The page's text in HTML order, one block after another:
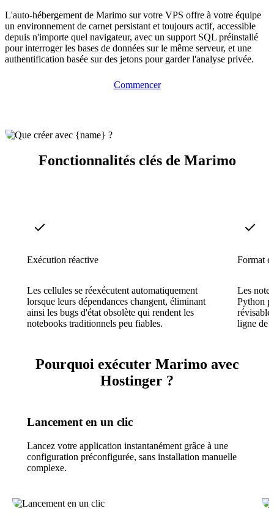
L'auto-hébergement de Marimo sur votre VPS offre à votre équipe
un environnement de carnet persistant et toujours actif, accessible
depuis n'importe quel navigateur, avec un support SQL préinstallé
pour interroger les bases de données sur le même serveur, et une
authentification basée sur des jetons pour garder l'analyse privée.
Commencer
Fonctionnalités clés de Marimo
Exécution réactive
Les cellules se réexécutent automatiquement
lorsque leurs dépendances changent, éliminant
ainsi les bugs d'état obsolète qui rendent les
notebooks traditionnels peu fiables.
Format
Les
Python
ligne de
Pourquoi exécuter Marimo avec
Hostinger ?
Lancement en un clic
Lancez votre application instantanément grâce à une
configuration préconfigurée, sans installation manuelle
complexe.